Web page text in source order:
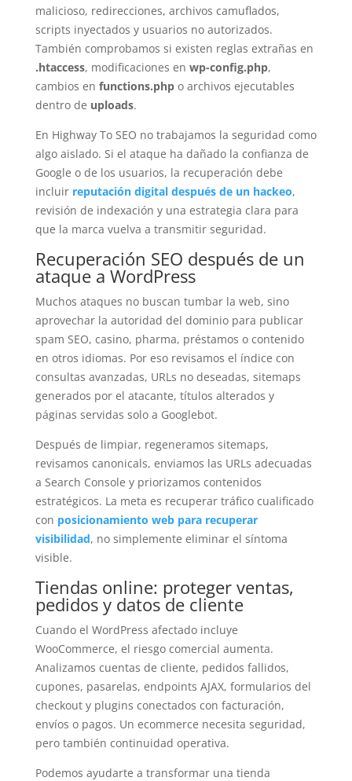
malicioso, redirecciones, archivos camuflados,
scripts inyectados y usuarios no autorizados.
También comprobamos si existen reglas extrañas en
.htaccess, modificaciones en wp-config.php,
cambios en functions.phpo archivos ejecutables
dentro de uploads.
En Highway To SEO no trabajamos la seguridad como
algo aislado. Si el ataque ha dañado la confianza de
Google o de los usuarios, la recuperación debe
incluir reputación digital después de un hackeo,
revisión de indexación y una estrategia clara para
que la marca vuelva a transmitir seguridad.
Recuperación SEO después de un
ataque a WordPress
Muchos ataques no buscan tumbar la web, sino
aprovechar la autoridad del dominio para publicar
spam SEO, casino, pharma, préstamos o contenido
en otros idiomas. Por eso revisamos el índice con
consultas avanzadas, URLs no deseadas, sitemaps
generados por el atacante, títulos alterados y
páginas servidas solo a Googlebot.
Después de limpiar, regeneramos sitemaps,
revisamos canonicals, enviamos las URLs adecuadas
a Search Console y priorizamos contenidos
estratégicos. La meta es recuperar tráfico cualificado
con posicionamiento web para recuperar
visibilidad, no simplemente eliminar el síntoma
visible.
Tiendas online: proteger ventas,
pedidos y datos de cliente
Cuando el WordPress afectado incluye
WooCommerce, el riesgo comercial aumenta.
Analizamos cuentas de cliente, pedidos fallidos,
cupones, pasarelas, endpoints AJAX, formularios del
checkout y plugins conectados con facturación,
envíos o pagos. Un ecommerce necesita seguridad,
pero también continuidad operativa.
Podemos ayudarte a transformar una tienda